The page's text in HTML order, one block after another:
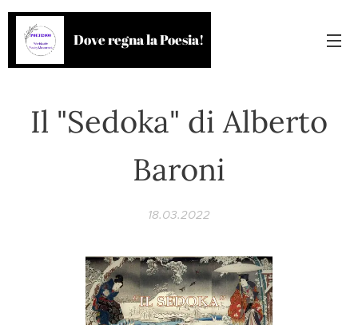
Dove regna la Poesia!
Il "Sedoka" di Alberto
Baroni
18.03.2022